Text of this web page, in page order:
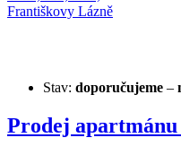
Stav: doporučujeme –
Prodej apartmánu